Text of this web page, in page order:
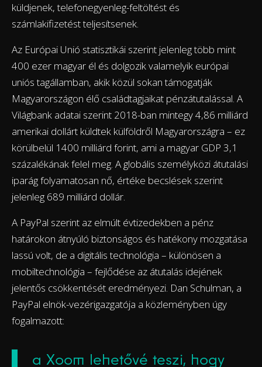
küldjenek, telefonegyenleg-feltöltést és
számlakifizetést teljesítsenek.
Az Európai Unió statisztikái szerint jelenleg több mint
400 ezer magyar él és dolgozik valamelyik európai
uniós tagállamban, akik közül sokan támogatják
Magyarországon élő családtagjaikat pénzátutalással. A
Világbank adatai szerint 2018-ban mintegy 4,86 milliárd
amerikai dollárt küldtek külföldről Magyarországra – ez
körülbelül 1400 milliárd forint, ami a magyar GDP 3,1
százalékának felel meg. A globális személyközi átutalási
iparág folyamatosan nő, értéke becslések szerint
jelenleg 689 milliárd dollár.
A PayPal szerint az elmúlt évtizedekben a pénz
határokon átnyúló biztonságos és hatékony mozgatása
lassú volt, de a digitális technológia – különösen a
mobiltechnológia – fejlődése az átutalás idejének
jelentős csökkentését eredményezi. Dan Schulman, a
PayPal elnök-vezérigazgatója a közleményben úgy
fogalmazott:
a Xoom lehetővé teszi, hogy